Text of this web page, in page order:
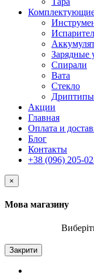
Зарядные
Спирали
Вата
Стекло
Дриптипы
Акции
Главная
Оплата и
Блог
Контакты
+38 (096) 205-
×
Мова магазину
Закрити